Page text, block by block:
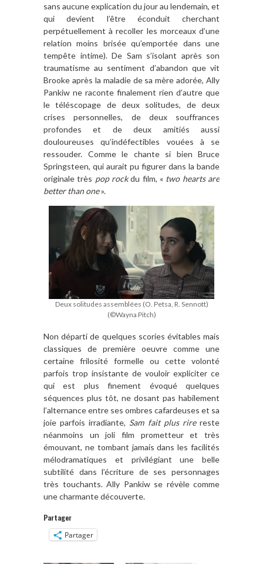
sans aucune explication du jour au lendemain, et
qui devient l’être éconduit cherchant
perpétuellement à recoller les morceaux d’une
relation moins brisée qu’emportée dans une
tempête intime). De Sam s’isolant après son
traumatisme au sentiment d’abandon que vit
Brooke après la maladie de sa mère adorée, Ally
Pankiw ne raconte finalement rien d’autre que
le téléscopage de deux solitudes, de deux
crises personnelles, de deux souffrances
profondes et de deux amitiés aussi
douloureuses qu’indéfectibles vouées à se
ressouder. Comme le chante si bien Bruce
Springsteen, qui aurait pu figurer dans la bande
originale très pop rockdu film, « two hearts are
better than one».
Deux solitudes assemblées (O. Petsa, R. Sennott)
(©Wayna Pitch)
Non départi de quelques scories évitables mais
classiques de première oeuvre comme une
certaine frilosité formelle ou cette volonté
parfois trop insistante de vouloir expliciter ce
qui est plus finement évoqué quelques
séquences plus tôt, ne dosant pas habilement
l’alternance entre ses ombres cafardeuses et sa
joie parfois irradiante, Sam fait plus rirereste
néanmoins un joli film prometteur et très
émouvant, ne tombant jamais dans les facilités
mélodramatiques et privilégiant une belle
subtilité dans l’écriture de ses personnages
très touchants. Ally Pankiw se révèle comme
une charmante découverte.
Partager
Partager